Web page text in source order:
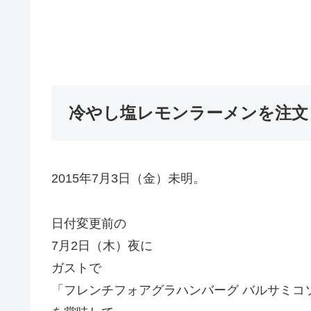
冷やし塩レモンラーメンを注文
2015年7月3日（金）未明。
日付変更前の
7月2日（木）夜に
ガストで
「フレンチフォアグラハンバーグ バルサミコ